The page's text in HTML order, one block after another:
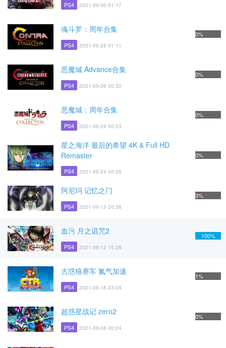
PS4 2021-09-30 01:17
魂斗罗：周年合集
PS4 2021-09-28 01:11
0%
恶魔城 Advance合集
PS4 2021-09-26 00:32
0%
恶魔城：周年合集
PS4 2021-09-24 00:53
0%
星之海洋 最后的希望 4K & Full HD
Remaster
PS4 2021-09-24 00:26
0%
阿尼玛 记忆之门
PS4 2021-09-13 20:38
3%
血污 月之诅咒2
PS4 2021-09-12 15:28
100%
古惑狼赛车 氮气加速
PS4 2021-08-16 23:04
1%
超惑星战记 zero2
PS4 2021-08-08 00:24
0%